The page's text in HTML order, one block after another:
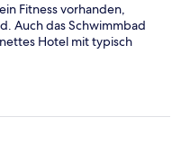
Fitness vorhanden,
Auch das Schwimmbad
Hotel mit typisch